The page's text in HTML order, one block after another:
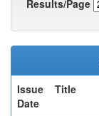
Results/Page
Issue
Date
Title